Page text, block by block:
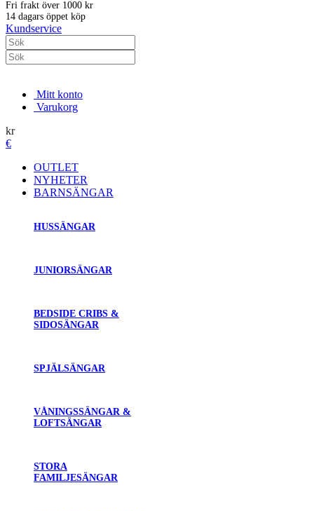
Fri frakt över 1000 kr
14 dagars öppet köp
Kundservice
Mitt konto
Varukorg
kr
€
OUTLET
NYHETER
BARNSÄNGAR
HUSSÄNGAR
JUNIORSÄNGAR
BEDSIDE CRIBS &
SIDOSÄNGAR
SPJÄLSÄNGAR
VÅNINGSSÄNGAR &
LOFTSÄNGAR
STORA
FAMILJESÄNGAR